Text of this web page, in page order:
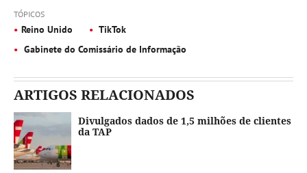
TÓPICOS
Reino Unido
TikTok
Gabinete do Comissário de Informação
ARTIGOS RELACIONADOS
Divulgados dados de 1,5 milhões de clientes
da TAP